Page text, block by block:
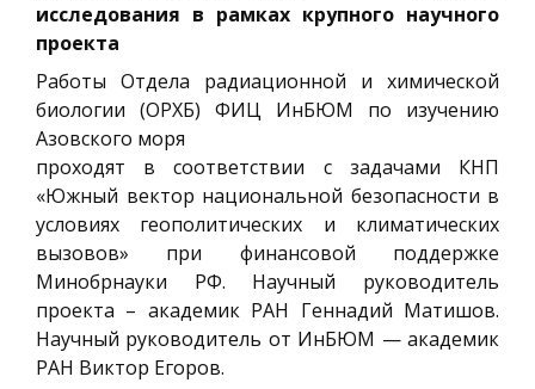
исследования в рамках крупного научного
проекта
Работы Отдела радиационной и химической
биологии (ОРХБ) ФИЦ ИнБЮМ по изучению
Азовского моря
проходят в соответствии с задачами КНП
«Южный вектор национальной безопасности в
условиях геополитических и климатических
вызовов» при финансовой поддержке
Минобрнауки РФ. Научный руководитель
проекта – академик РАН Геннадий Матишов.
Научный руководитель от ИнБЮМ — академик
РАН Виктор Егоров.